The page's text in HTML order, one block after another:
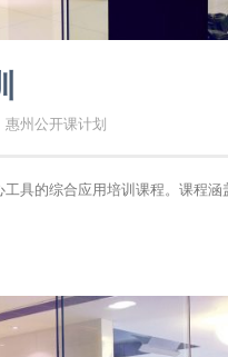
惠州公开课计划
具的综合应用培训课程。课程涵